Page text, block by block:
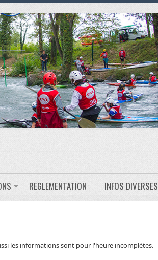
REGLEMENTATION INFOS DIVERSES
les informations sont pour l'heure incomplètes.